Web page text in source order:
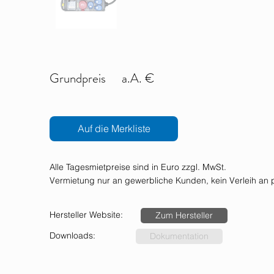
Grundpreis a.A. €
Auf die Merkliste
Alle Tagesmietpreise sind in Euro zzgl. MwSt.
Vermietung nur an gewerbliche Kunden, kein Verleih an
Hersteller Website:
Zum Hersteller
Downloads:
Dokumentation